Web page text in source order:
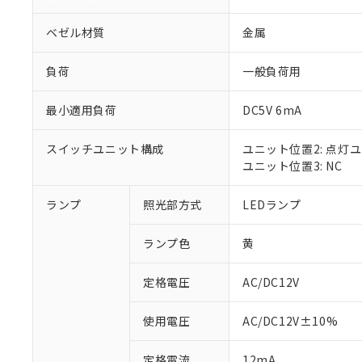
ベゼル材質 金属
負荷 一般負荷用
最小適用負荷 DC5V 6mA
スイッチユニット構成
ユニット位置2: 点灯
ユニット位置3: NC
ランプ 照光部方式 LEDランプ
ランプ色 黄
定格電圧 AC/DC12V
使用電圧 AC/DC12V±10%
ご利用条件
以下の条件をお
※1 対応状況
対応予定：EU
対応予定なし：
調査・確認中：
非該当品：ライセ
※1 中国